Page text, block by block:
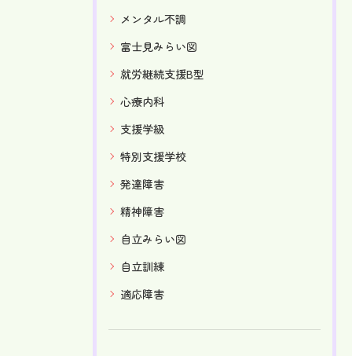
メンタル不調
富士見みらい図
就労継続支援B型
心療内科
支援学級
特別支援学校
発達障害
精神障害
自立みらい図
自立訓練
適応障害